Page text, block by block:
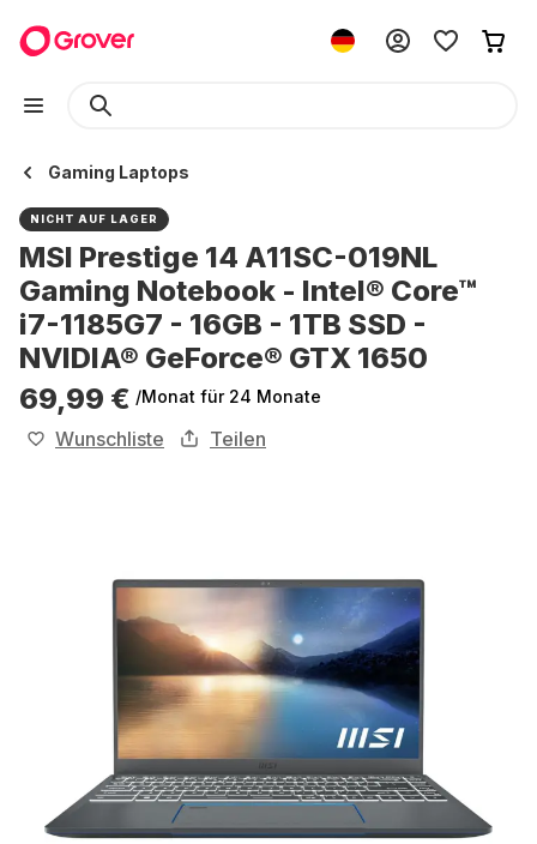
Gaming Laptops
NICHT AUF LAGER
MSI Prestige 14 A11SC-019NL
Gaming Notebook - Intel® Core™
i7-1185G7 - 16GB - 1TB SSD -
NVIDIA® GeForce® GTX 1650
69,99 € /Monat für 24 Monate
Wunschliste Teilen